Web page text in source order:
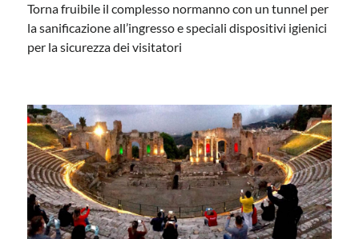
Torna fruibile il complesso normanno con un tunnel per
la sanificazione all’ingresso e speciali dispositivi igienici
per la sicurezza dei visitatori